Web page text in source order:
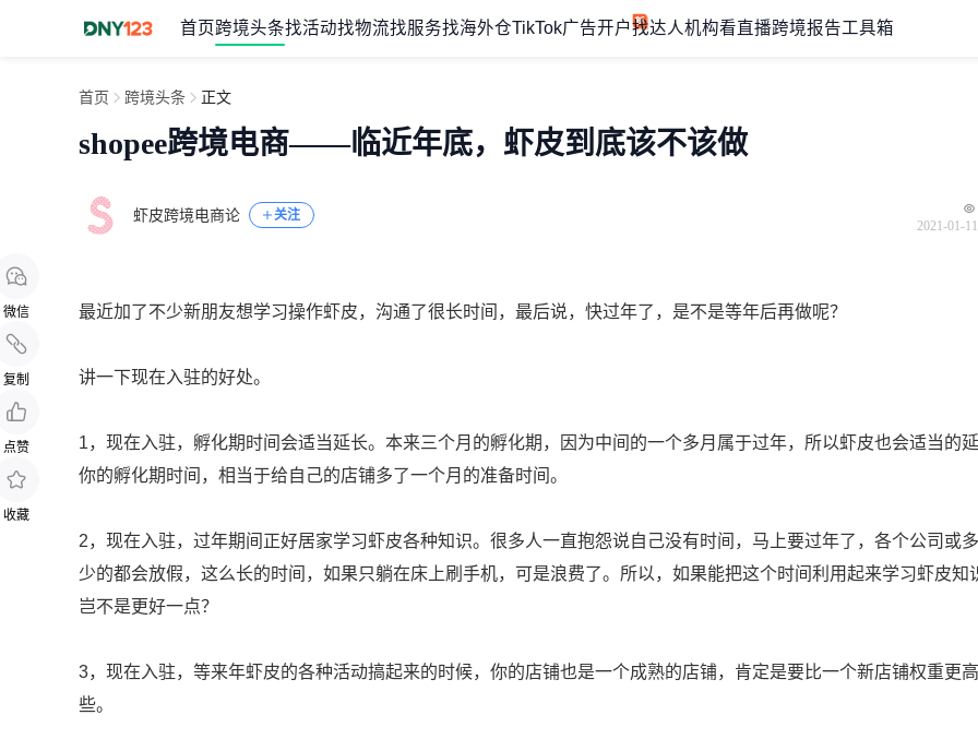
首页 跨境头条找活动找物流找服务找海外仓TikTok广告开户找达人机构看直播跨境报告工具箱
微信
复制
点赞
收藏
首页 跨境头条 正文
shopee跨境电商——临近年底，虾皮到底该不该做
虾皮跨境电商论 关注
2021-01-
最近加了不少新朋友想学习操作虾皮，沟通了很长时间，最后说，快过年了，是不是等年后再做呢？
讲一下现在入驻的好处。
1，现在入驻，孵化期时间会适当延长。本来三个月的孵化期，因为中间的一个多月属于过年，所以虾皮也会适当的
你的孵化期时间，相当于给自己的店铺多了一个月的准备时间。
2，现在入驻，过年期间正好居家学习虾皮各种知识。很多人一直抱怨说自己没有时间，马上要过年了，各个公司或
少的都会放假，这么长的时间，如果只躺在床上刷手机，可是浪费了。所以，如果能把这个时间利用起来学习虾皮知
岂不是更好一点？
3，现在入驻，等来年虾皮的各种活动搞起来的时候，你的店铺也是一个成熟的店铺，肯定是要比一个新店铺权重更
些。